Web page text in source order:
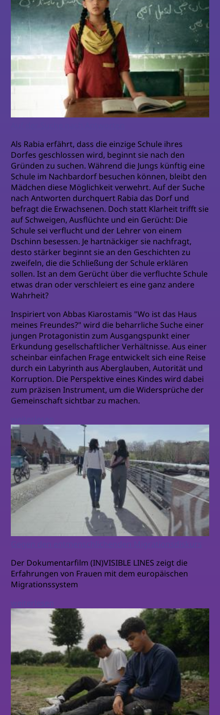
Als Rabia erfährt, dass die einzige Schule ihres
Dorfes geschlossen wird, beginnt sie nach den
Gründen zu suchen. Während die Jungs künftig eine
Schule im Nachbardorf besuchen können, bleibt den
Mädchen diese Möglichkeit verwehrt. Auf der Suche
nach Antworten durchquert Rabia das Dorf und
befragt die Erwachsenen. Doch statt Klarheit trifft sie
auf Schweigen, Ausflüchte und ein Gerücht: Die
Schule sei verflucht und der Lehrer von einem
Dschinn besessen. Je hartnäckiger sie nachfragt,
desto stärker beginnt sie an den Geschichten zu
zweifeln, die die Schließung der Schule erklären
sollen. Ist an dem Gerücht über die verfluchte Schule
etwas dran oder verschleiert es eine ganz andere
Wahrheit?
Inspiriert von Abbas Kiarostamis "Wo ist das Haus
meines Freundes?" wird die beharrliche Suche einer
jungen Protagonistin zum Ausgangspunkt einer
Erkundung gesellschaftlicher Verhältnisse. Aus einer
scheinbar einfachen Frage entwickelt sich eine Reise
durch ein Labyrinth aus Aberglauben, Autorität und
Korruption. Die Perspektive eines Kindes wird dabei
zum präzisen Instrument, um die Widersprüche der
Gemeinschaft sichtbar zu machen.
Der Dokumentarfilm (IN)VISIBLE LINES zeigt die
Erfahrungen von Frauen mit dem europäischen
Migrationssystem